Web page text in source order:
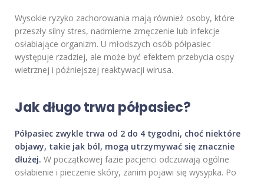
Wysokie ryzyko zachorowania mają również osoby, które
przeszły silny stres, nadmierne zmęczenie lub infekcje
osłabiające organizm. U młodszych osób półpasiec
występuje rzadziej, ale może być efektem przebycia ospy
wietrznej i późniejszej reaktywacji wirusa.
Jak długo trwa półpasiec?
Półpasiec zwykle trwa od 2 do 4 tygodni, choć niektóre
objawy, takie jak ból, mogą utrzymywać się znacznie
dłużej. W początkowej fazie pacjenci odczuwają ogólne
osłabienie i pieczenie skóry, zanim pojawi się wysypka. Po